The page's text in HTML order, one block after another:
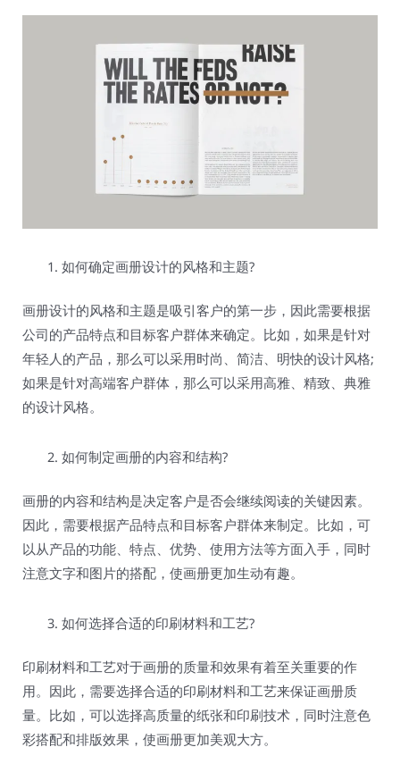
如何确定画册设计的风格和主题?
画册设计的风格和主题是吸引客户的第一步，因此需要根据
公司的产品特点和目标客户群体来确定。比如，如果是针对
年轻人的产品，那么可以采用时尚、简洁、明快的设计风格;
如果是针对高端客户群体，那么可以采用高雅、精致、典雅
的设计风格。
如何制定画册的内容和结构?
画册的内容和结构是决定客户是否会继续阅读的关键因素。
因此，需要根据产品特点和目标客户群体来制定。比如，可
以从产品的功能、特点、优势、使用方法等方面入手，同时
注意文字和图片的搭配，使画册更加生动有趣。
如何选择合适的印刷材料和工艺?
印刷材料和工艺对于画册的质量和效果有着至关重要的作
用。因此，需要选择合适的印刷材料和工艺来保证画册质
量。比如，可以选择高质量的纸张和印刷技术，同时注意色
彩搭配和排版效果，使画册更加美观大方。